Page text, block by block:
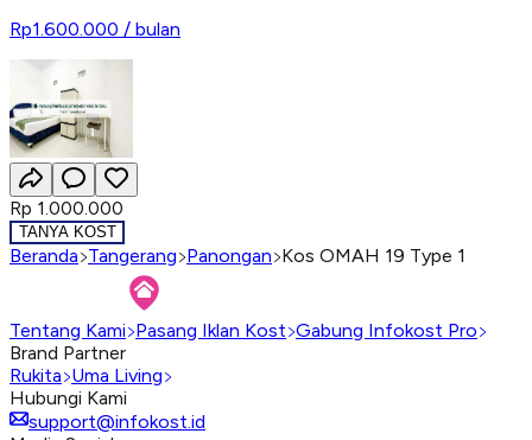
Rp1.600.000 / bulan
Rp 1.000.000
TANYA KOST
Beranda Tangerang Panongan Kos OMAH 19 Type 1
Tentang Kami Pasang Iklan Kost Gabung Infokost Pro
Brand Partner
Rukita Uma Living
Hubungi Kami
support@infokost.id